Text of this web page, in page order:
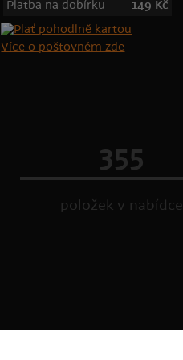
Platba na dobírku 149 Kč
Více o poštovném zde
355
položek v nabídce